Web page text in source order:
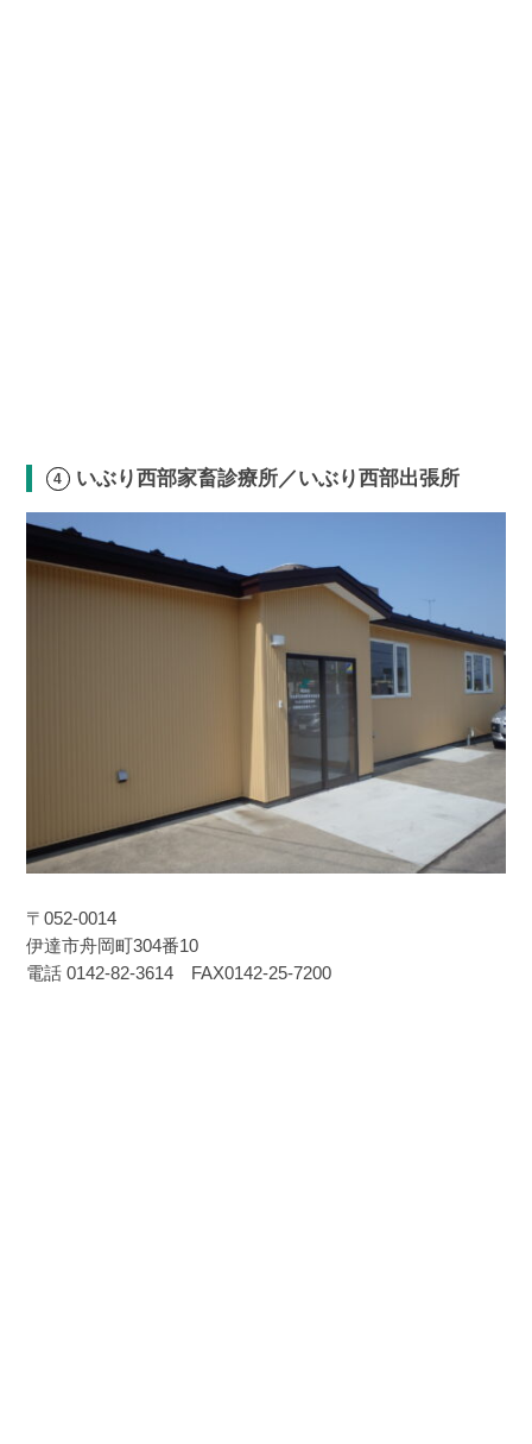
いぶり西部家畜診療所／いぶり西部出張所
〒052-0014
伊達市舟岡町304番10
電話 0142-82-3614 FAX0142-25-7200